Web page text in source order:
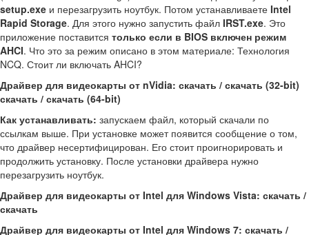
setup.exe и перезагрузить ноутбук. Потом устанавливаете Intel
Rapid Storage. Для этого нужно запустить файл IRST.exe. Это
приложение поставится только если в BIOS включен режим
AHCI. Что это за режим описано в этом материале: Технология
NCQ. Стоит ли включать AHCI?
Драйвер для видеокарты от nVidia: скачать / скачать (32-bit)
скачать / скачать (64-bit)
Как устанавливать: запускаем файл, который скачали по
ссылкам выше. При установке может появится сообщение о том,
что драйвер несертифицирован. Его стоит проигнорировать и
продолжить установку. После установки драйвера нужно
перезагрузить ноутбук.
Драйвер для видеокарты от Intel для Windows Vista: скачать /
скачать
Драйвер для видеокарты от Intel для Windows 7: скачать /